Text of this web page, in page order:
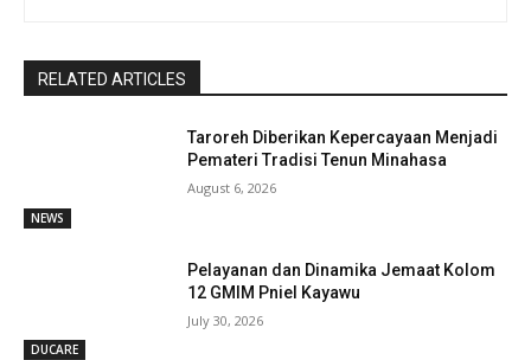
RELATED ARTICLES
NEWS
Taroreh Diberikan Kepercayaan Menjadi
Pemateri Tradisi Tenun Minahasa
August 6, 2026
DUCARE
Pelayanan dan Dinamika Jemaat Kolom
12 GMIM Pniel Kayawu
July 30, 2026